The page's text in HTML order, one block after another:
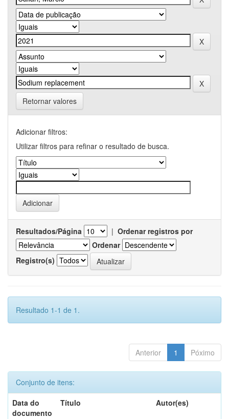
Retornar valores
Adicionar filtros:
Utilizar filtros para refinar o resultado de busca.
Resultados/Página | Ordenar registros por
Ordenar
Registro(s)
Resultado 1-1 de 1.
Anterior 1 Póximo
Conjunto de itens:
Data do
documento
Título Autor(es)